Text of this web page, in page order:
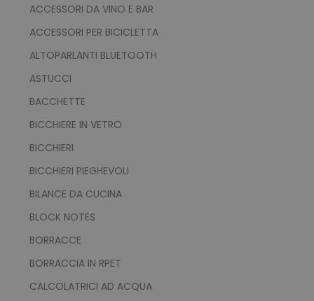
ACCESSORI DA VINO E BAR
ACCESSORI PER BICICLETTA
ALTOPARLANTI BLUETOOTH
ASTUCCI
BACCHETTE
BICCHIERE IN VETRO
BICCHIERI
BICCHIERI PIEGHEVOLI
BILANCE DA CUCINA
BLOCK NOTES
BORRACCE
BORRACCIA IN RPET
CALCOLATRICI AD ACQUA